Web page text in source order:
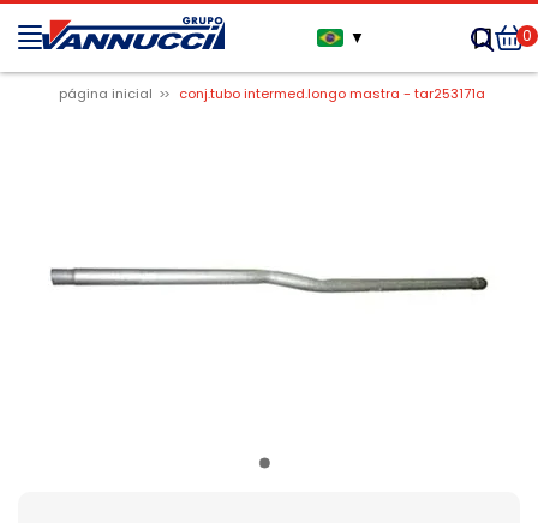
▼ 0
página inicial conj.tubo intermed.longo mastra - tar253171a